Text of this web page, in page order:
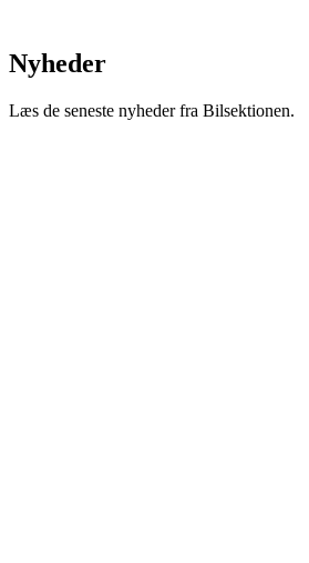
Nyheder
Læs de seneste nyheder fra Bilsektionen.